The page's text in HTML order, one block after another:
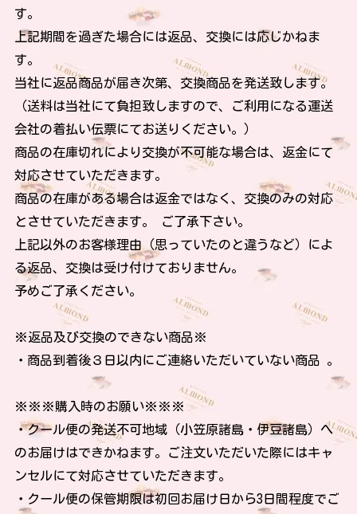
す。
上記期間を過ぎた場合には返品、交換には応じかねま
す。
当社に返品商品が届き次第、交換商品を発送致します。
（送料は当社にて負担致しますので、ご利用になる運送
会社の着払い伝票にてお送りください。）
商品の在庫切れにより交換が不可能な場合は、返金にて
対応させていただきます。
商品の在庫がある場合は返金ではなく、交換のみの対応
とさせていただきます。 ご了承下さい。
上記以外のお客様理由（思っていたのと違うなど）によ
る返品、交換は受け付けておりません。
予めご了承ください。
※返品及び交換のできない商品※
・商品到着後３日以内にご連絡いただいていない商品 。
※※※購入時のお願い※※※
・クール便の発送不可地域（小笠原諸島・伊豆諸島）へ
のお届けはできかねます。ご注文いただいた際にはキャ
ンセルにて対応させていただきます。
・クール便の保管期限は初回お届け日から3日間程度でご